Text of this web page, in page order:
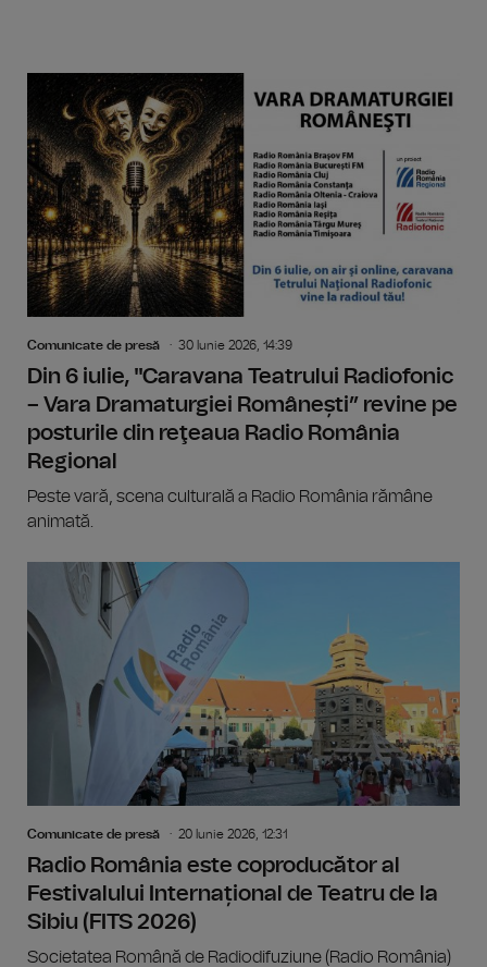
Comunicate de presă 30 Iunie 2026, 14:39
Din 6 iulie, "Caravana Teatrului Radiofonic
– Vara Dramaturgiei Românești” revine pe
posturile din reţeaua Radio România
Regional
Peste vară, scena culturală a Radio România rămâne
animată.
Comunicate de presă 20 Iunie 2026, 12:31
Radio România este coproducător al
Festivalului Internațional de Teatru de la
Sibiu (FITS 2026)
Societatea Română de Radiodifuziune (Radio România)